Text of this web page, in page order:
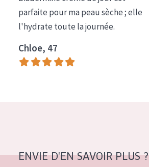
COLLECTION
Essentials
Lift+
Expert
Peau mixte ou grasse
parfaite pour ma peau sèche ; elle
l'hydrate toute la journée.
Chloe, 47
ENVIE D'EN SAVOIR PLUS ?